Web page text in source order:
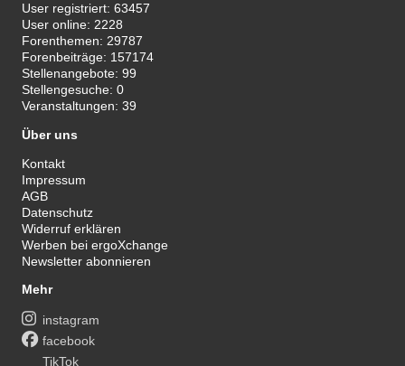
User registriert:63457
User online: 2228
Forenthemen: 29787
Forenbeiträge: 157174
Stellenangebote:99
Stellengesuche:0
Veranstaltungen:39
Über uns
Kontakt
Impressum
AGB
Datenschutz
Widerruf erklären
Werben bei ergoXchange
Newsletter abonnieren
Mehr
instagram
facebook
TikTok